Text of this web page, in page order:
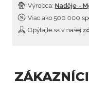
Viac ako 500 000
Výrobca: Naděje -
Opýtajte sa v našej